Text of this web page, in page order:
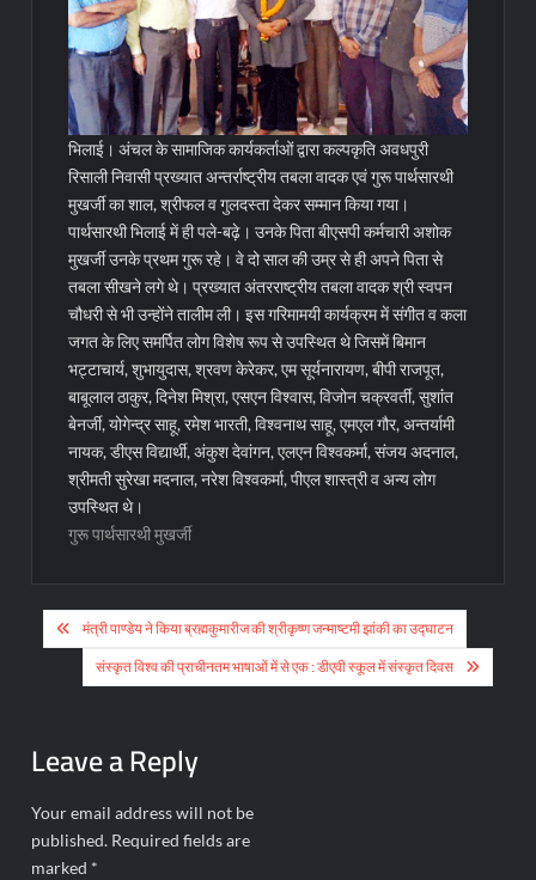
भिलाई। अंचल के सामाजिक कार्यकर्ताओं द्वारा कल्पकृति अवधपुरी
रिसाली निवासी प्रख्यात अन्तर्राष्ट्रीय तबला वादक एवं गुरू पार्थसारथी
मुखर्जी का शाल, श्रीफल व गुलदस्ता देकर सम्मान किया गया।
पार्थसारथी भिलाई में ही पले-बढ़े। उनके पिता बीएसपी कर्मचारी अशोक
मुखर्जी उनके प्रथम गुरू रहे। वे दो साल की उम्र से ही अपने पिता से
तबला सीखने लगे थे। प्रख्यात अंतरराष्ट्रीय तबला वादक श्री स्वपन
चौधरी से भी उन्होंने तालीम ली।इस गरिमामयी कार्यक्रम में संगीत व कला
जगत के लिए समर्पित लोग विशेष रूप से उपस्थित थे जिसमें बिमान
भट्टाचार्य, शुभायुदास, श्रवण केरेकर, एम सूर्यनारायण, बीपी राजपूत,
बाबूलाल ठाकुर, दिनेश मिश्रा, एसएन विश्वास, विजोन चक्रवर्ती, सुशांंत
बेनर्जी, योगेन्द्र साहू, रमेश भारती, विश्वनाथ साहू, एमएल गौर, अन्तर्यामी
नायक, डीएस विद्यार्थी, अंकुश देवांगन, एलएन विश्वकर्मा, संजय अदनाल,
श्रीमती सुरेखा मदनाल, नरेश विश्वकर्मा, पीएल शास्त्री व अन्य लोग
उपस्थित थे।
गुरू पार्थसारथी मुखर्जी
Post
navigation
मंत्री पाण्डेय ने किया ब्रह्मकुमारीज की श्रीकृष्ण जन्माष्टमी झांकी का उद्घाटन
संस्कृत विश्व की प्राचीनतम भाषाओं में से एक : डीएवी स्कूल में संस्कृत दिवस
Leave a Reply
Your email address will not be
published. Required fields are
marked *